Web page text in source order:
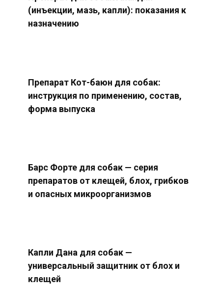
(инъекции, мазь, капли): показания к
назначению
Препарат Кот-баюн для собак:
инструкция по применению, состав,
форма выпуска
Барс Форте для собак — серия
препаратов от клещей, блох, грибков
и опасных микроорганизмов
Капли Дана для собак —
универсальный защитник от блох и
клещей